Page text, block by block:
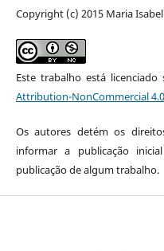
Copyright (c) 2015 Maria
Este trabalho está
Attribution-NonCommercial
Os autores detém os
informar a publicação
publicação de algum trabalho.